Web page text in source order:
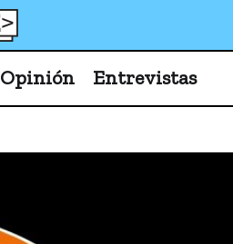
Opinión Entrevistas